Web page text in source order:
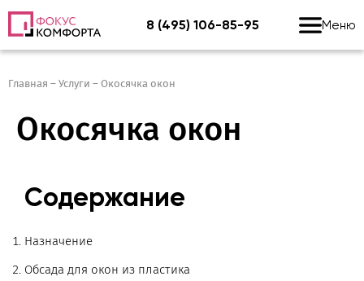
8 (495) 106-85-95 Меню
Главная – Услуги – Окосячка окон
Окосячка окон
Содержание
Назначение
Обсада для окон из пластика